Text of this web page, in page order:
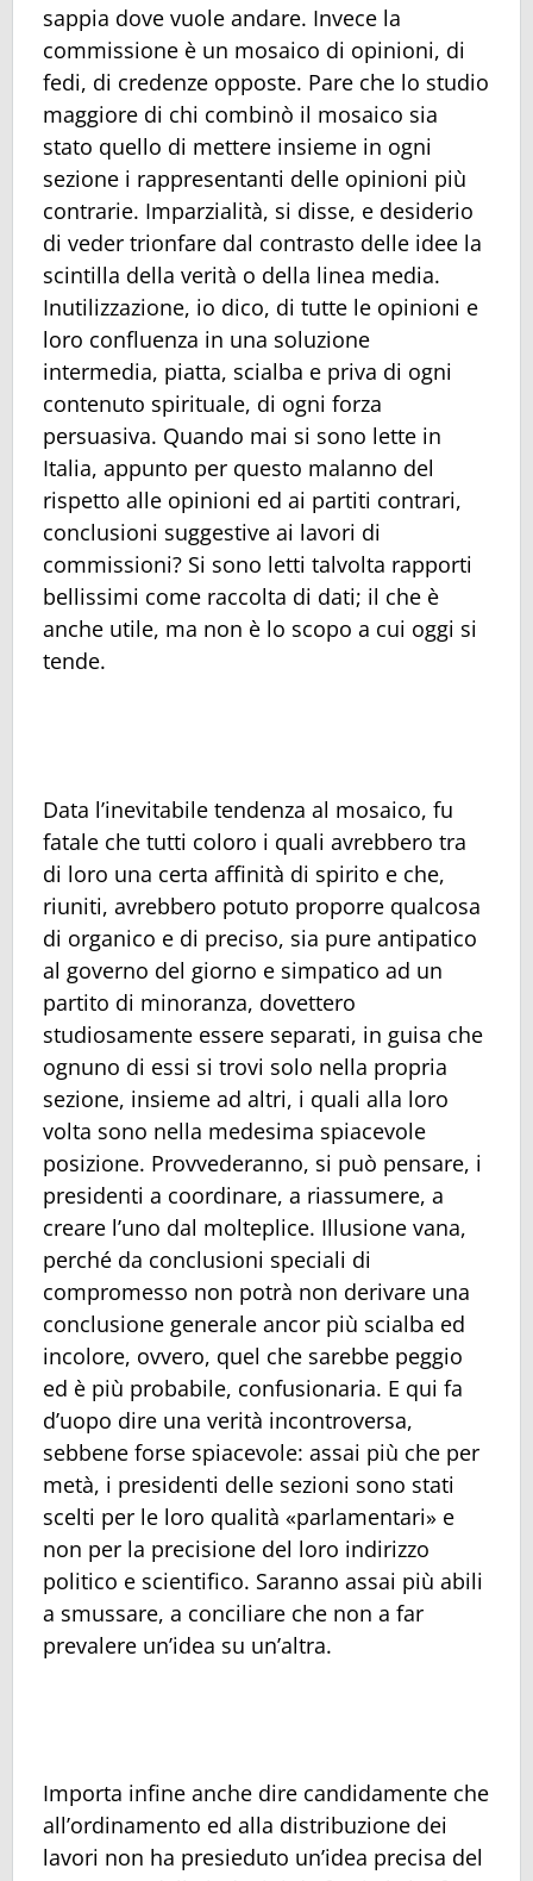
sappia dove vuole andare. Invece la
commissione è un mosaico di opinioni, di
fedi, di credenze opposte. Pare che lo studio
maggiore di chi combinò il mosaico sia
stato quello di mettere insieme in ogni
sezione i rappresentanti delle opinioni più
contrarie. Imparzialità, si disse, e desiderio
di veder trionfare dal contrasto delle idee la
scintilla della verità o della linea media.
Inutilizzazione, io dico, di tutte le opinioni e
loro confluenza in una soluzione
intermedia, piatta, scialba e priva di ogni
contenuto spirituale, di ogni forza
persuasiva. Quando mai si sono lette in
Italia, appunto per questo malanno del
rispetto alle opinioni ed ai partiti contrari,
conclusioni suggestive ai lavori di
commissioni? Si sono letti talvolta rapporti
bellissimi come raccolta di dati; il che è
anche utile, ma non è lo scopo a cui oggi si
tende.
Data l’inevitabile tendenza al mosaico, fu
fatale che tutti coloro i quali avrebbero tra
di loro una certa affinità di spirito e che,
riuniti, avrebbero potuto proporre qualcosa
di organico e di preciso, sia pure antipatico
al governo del giorno e simpatico ad un
partito di minoranza, dovettero
studiosamente essere separati, in guisa che
ognuno di essi si trovi solo nella propria
sezione, insieme ad altri, i quali alla loro
volta sono nella medesima spiacevole
posizione. Provvederanno, si può pensare, i
presidenti a coordinare, a riassumere, a
creare l’uno dal molteplice. Illusione vana,
perché da conclusioni speciali di
compromesso non potrà non derivare una
conclusione generale ancor più scialba ed
incolore, ovvero, quel che sarebbe peggio
ed è più probabile, confusionaria. E qui fa
d’uopo dire una verità incontroversa,
sebbene forse spiacevole: assai più che per
metà, i presidenti delle sezioni sono stati
scelti per le loro qualità «parlamentari» e
non per la precisione del loro indirizzo
politico e scientifico. Saranno assai più abili
a smussare, a conciliare che non a far
prevalere un’idea su un’altra.
Importa infine anche dire candidamente che
all’ordinamento ed alla distribuzione dei
lavori non ha presieduto un’idea precisa del